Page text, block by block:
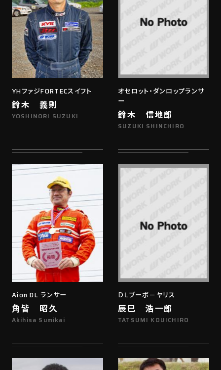
YHファジFORTECスイフト
鈴木 義則
YOSHINORI SUZUKI
オセロット・ダンロップランサ
ー
鈴木 信地郎
SUZUKI SHINCHIRO
Aion DL ランサー
角皆 昭久
Akihisa Sumikai
ＤＬブーボ－ヤリス
辰巳 浩一郎
TATSUMI KOUICHIRO